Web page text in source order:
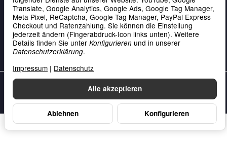
Gesetzliche Informationen
Service & Kontakt
Zahlung
Unsere Datenschutzerklärung•Unser Impressum
Vertrag widerrufen
Alle akzeptieren
Ablehnen Konfigurieren
Translate, Google Analytics, Google Ads, Google Tag Manager,
Meta Pixel, ReCaptcha, Google Tag Manager, PayPal Express
Checkout und Ratenzahlung. Sie können die Einstellung
jederzeit ändern (Fingerabdruck-Icon links unten). Weitere
Details finden Sie unter Konfigurieren und in unserer
Datenschutzerklärung.
Impressum | Datenschutz